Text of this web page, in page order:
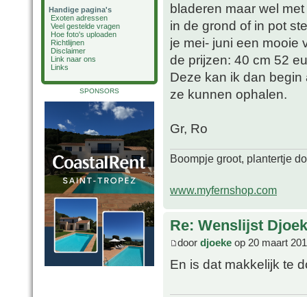
Handige pagina's
Exoten adressen
Veel gestelde vragen
Hoe foto's uploaden
Richtlijnen
Disclaimer
Link naar ons
Links
SPONSORS
bladeren maar wel
in de grond of in pot
je mei- juni een mooie
de prijzen: 40 cm 52
Deze kan ik dan
ze kunnen ophalen.
Gr, Ro
Boompje groot, plantertje
www.myfernshop.com
Re: Wenslijst
door djoeke op 20 maart
En is dat makkelijk te